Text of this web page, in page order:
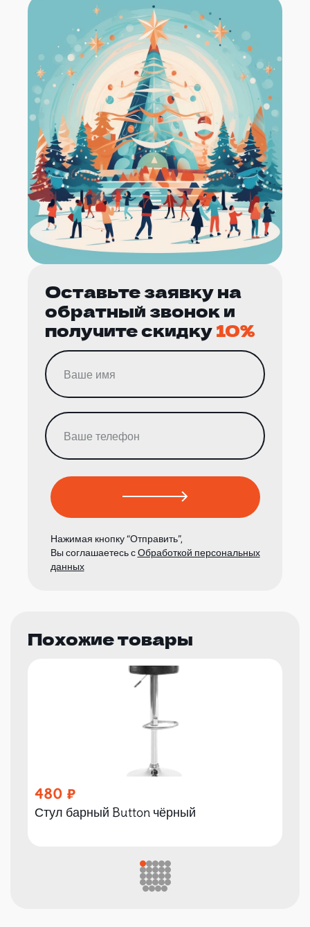
Оставьте заявку на
обратный звонок и
получите скидку10%
Нажимая кнопку “Отправить”,
Вы соглашаетесь сОбработкой персональных
данных
Похожие товары
480
Стул барный Button чёрный